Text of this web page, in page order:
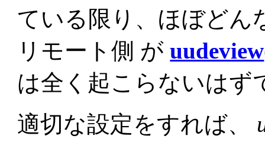
ている限り、ほぼどん
リモート側 がuudeview
は全く起こらないはず
適切な設定をすれば、